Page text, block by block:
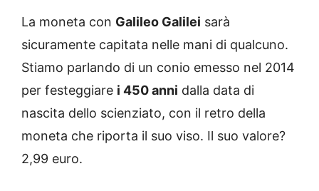
La moneta con Galileo Galilei sarà
sicuramente capitata nelle mani di qualcuno.
Stiamo parlando di un conio emesso nel 2014
per festeggiare i 450 anni dalla data di
nascita dello scienziato, con il retro della
moneta che riporta il suo viso. Il suo valore?
2,99 euro.